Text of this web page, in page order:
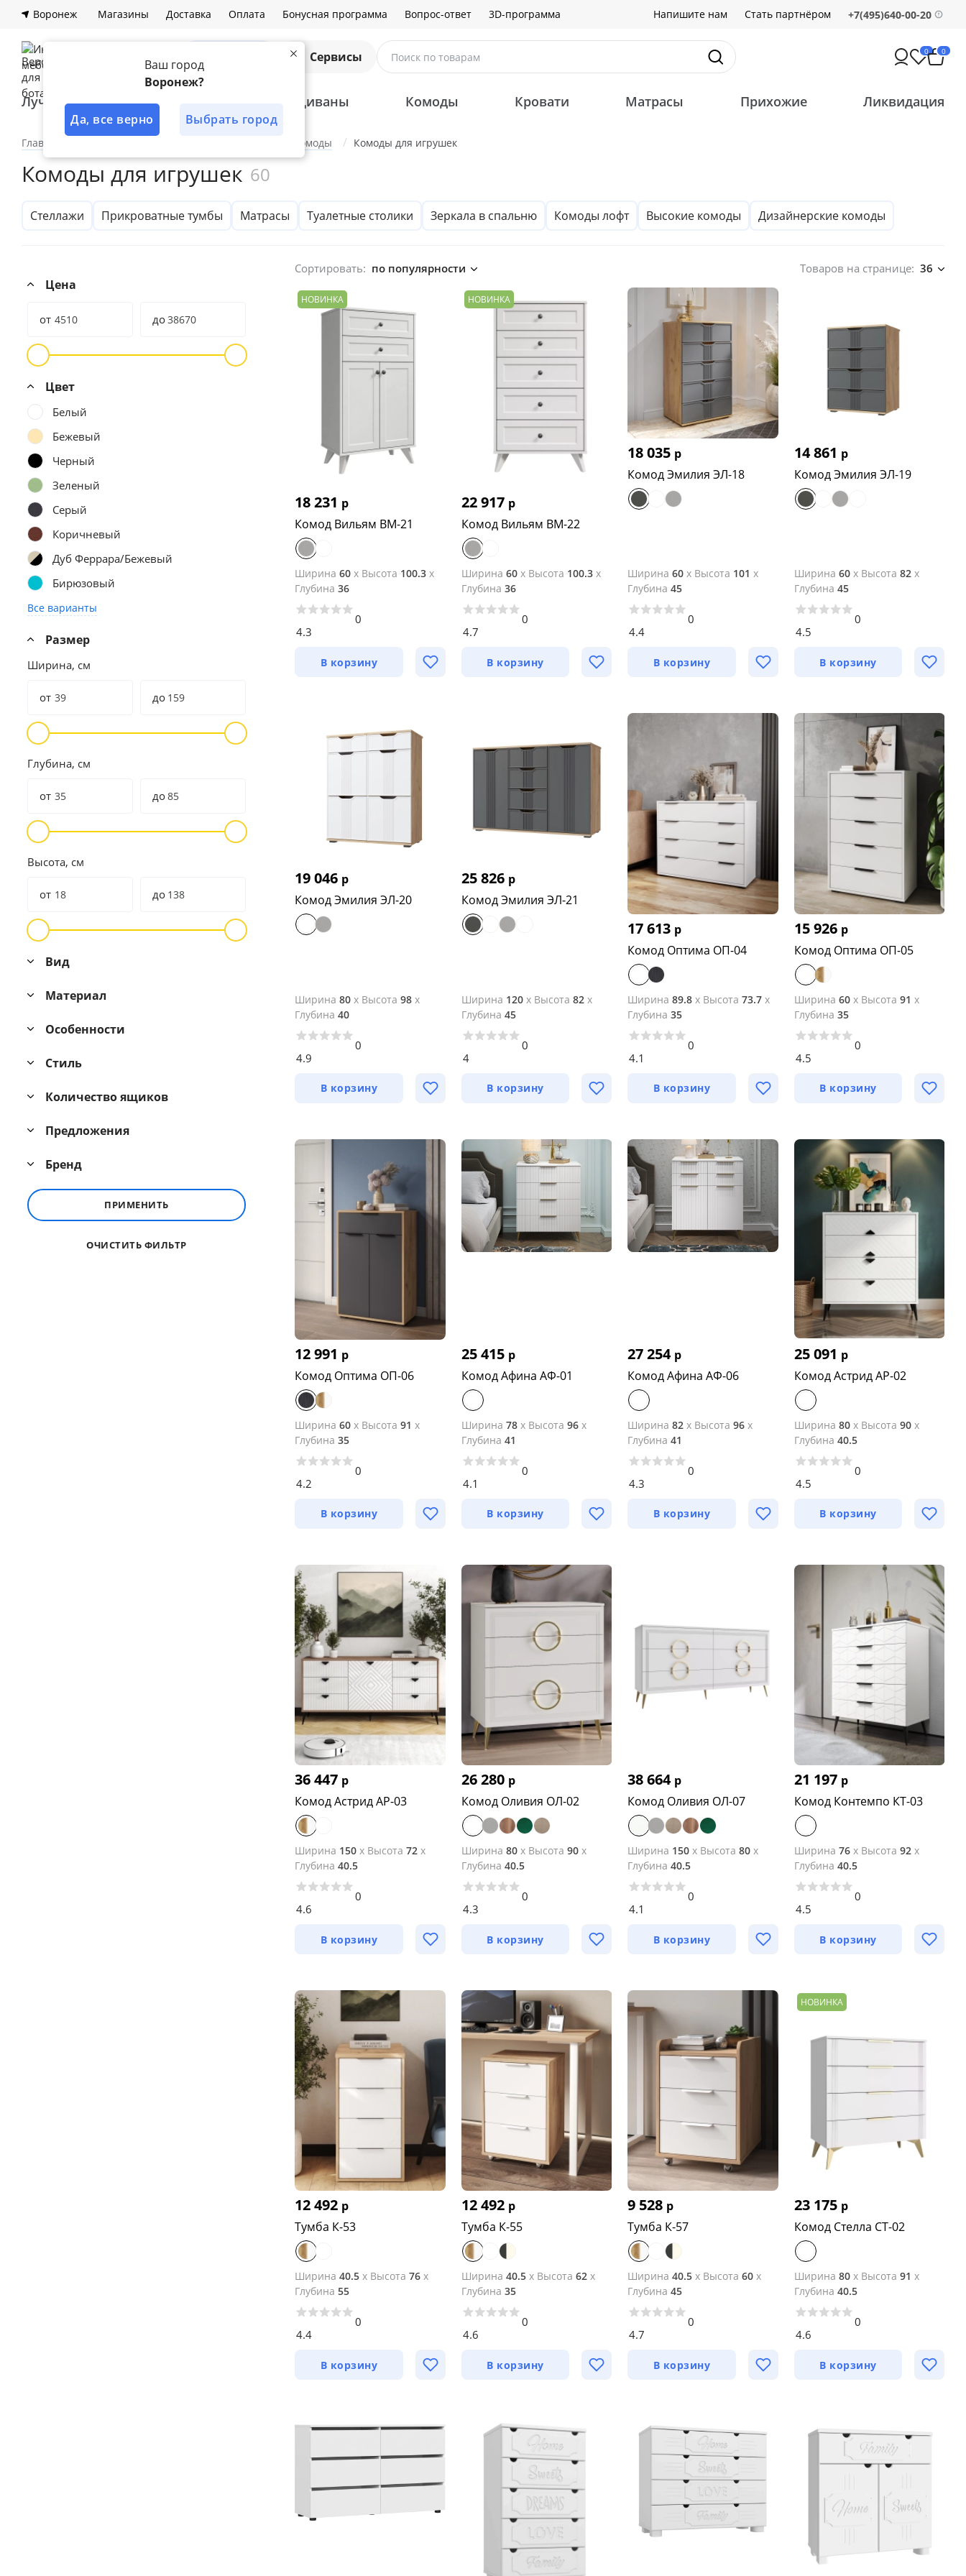
Ваш город
Воронеж?
Да, все верно Выбрать город
Воронеж Магазины Доставка Оплата Бонусная программа Вопрос-ответ 3D-программа Напишите нам Стать партнёром +7(495)640-00-20
Сервисы Поиск по товарам 0 0
Лучшее решение Диваны Комоды Кровати Матрасы Прихожие Ликвидация
Главная Комоды Комоды для игрушек
Комоды для игрушек 60
Стеллажи Прикроватные тумбы Матрасы Туалетные столики Зеркала в спальню Комоды лофт Высокие комоды Дизайнерские комоды
Цена
от до
Цвет
Белый
Бежевый
Черный
Зеленый
Серый
Коричневый
Дуб Феррара/Бежевый
Бирюзовый
Все варианты
Размер
Ширина, см
от до
Глубина, см
от до
Высота, см
от до
Вид
Материал
Особенности
Стиль
Количество ящиков
Предложения
Бренд
ПРИМЕНИТЬ
ОЧИСТИТЬ ФИЛЬТР
Сортировать: по популярности Товаров на странице: 36
НОВИНКА
18 231 р
Комод Вильям ВМ-21
Ширина 60 x Высота 100.3 x
Глубина 36
4.3
0
В корзину
НОВИНКА
22 917 р
Комод Вильям ВМ-22
Ширина 60x Высота 100.3x
Глубина 36
4.7
0
В корзину
18 035 р
Комод Эмилия ЭЛ-18
Ширина 60 x Высота 101 x
Глубина 45
4.4
0
В корзину
14 861 р
Комод Эмилия ЭЛ-19
Ширина 60x Высота 82x
Глубина 45
4.5
0
В корзину
19 046 р
Комод Эмилия ЭЛ-20
Ширина 80 x Высота 98 x
Глубина 40
4.9
0
В корзину
25 826 р
Комод Эмилия ЭЛ-21
Ширина 120x Высота 82x
Глубина 45
4
0
В корзину
17 613 р
Комод Оптима ОП-04
Ширина 89.8 x Высота 73.7 x
Глубина 35
4.1
0
В корзину
15 926 р
Комод Оптима ОП-05
Ширина 60x Высота 91 x
Глубина 35
4.5
0
В корзину
12 991 р
Комод Оптима ОП-06
Ширина 60 x Высота 91 x
Глубина 35
4.2
0
В корзину
25 415 р
Комод Афина АФ-01
Ширина 78x Высота 96x
Глубина 41
4.1
0
В корзину
27 254 р
Комод Афина АФ-06
Ширина 82 x Высота 96 x
Глубина 41
4.3
0
В корзину
25 091 р
Комод Астрид АР-02
Ширина 80x Высота 90x
Глубина 40.5
4.5
0
В корзину
36 447 р
Комод Астрид АР-03
Ширина 150 x Высота 72 x
Глубина 40.5
4.6
0
В корзину
26 280 р
Комод Оливия ОЛ-02
Ширина 80x Высота 90x
Глубина 40.5
4.3
0
В корзину
38 664 р
Комод Оливия ОЛ-07
Ширина 150 x Высота 80 x
Глубина 40.5
4.1
0
В корзину
21 197 р
Комод Контемпо КТ-03
Ширина 76x Высота 92x
Глубина 40.5
4.5
0
В корзину
12 492 р
Тумба К-53
Ширина 40.5 x Высота 76 x
Глубина 55
4.4
0
В корзину
12 492 р
Тумба К-55
Ширина 40.5x Высота 62x
Глубина 35
4.6
0
В корзину
9 528 р
Тумба К-57
Ширина 40.5 x Высота 60 x
Глубина 45
4.7
0
В корзину
НОВИНКА
23 175 р
Комод Стелла СТ-02
Ширина 80x Высота 91 x
Глубина 40.5
4.6
0
В корзину